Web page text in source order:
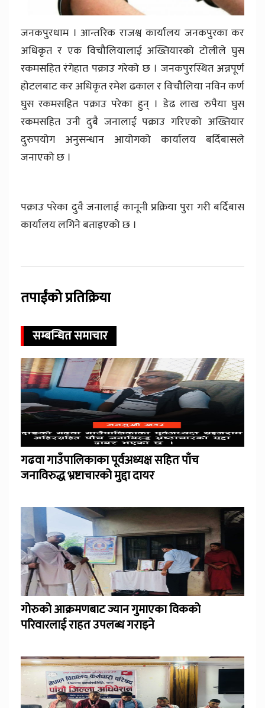
जनकपुरधाम । आन्तरिक राजश्व कार्यालय जनकपुरका कर
अधिकृत र एक विचौलियालाई अख्तियारको टोलीले घुस
रकमसहित रंगेहात पक्राउ गरेको छ । जनकपुरस्थित अन्नपूर्ण
होटलबाट कर अधिकृत रमेश ढकाल र विचौलिया नविन कर्ण
घुस रकमसहित पक्राउ परेका हुन् । डेढ लाख रुपैया घुस
रकमसहित उनी दुबै जनालाई पक्राउ गरिएको अख्तियार
दुरुपयोग अनुसन्धान आयोगको कार्यालय बर्दिबासले
जनाएको छ ।
पक्राउ परेका दुवै जनालाई कानूनी प्रक्रिया पुरा गरी बर्दिबास
कार्यालय लगिने बताइएको छ ।
तपाईंको प्रतिक्रिया
सम्बन्धित समाचार
गढवा गाउँपालिकाका पूर्वअध्यक्ष सहित पाँच
जनाविरुद्ध भ्रष्टाचारको मुद्दा दायर
गोरुको आक्रमणबाट ज्यान गुमाएका विकको
परिवारलाई राहत उपलब्ध गराइने